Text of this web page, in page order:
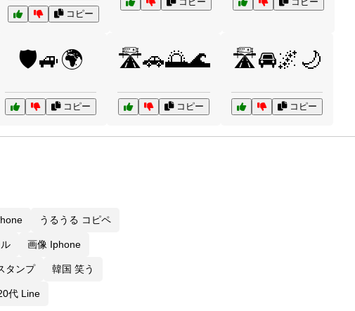
コピー
🛡️🚙🌍
コピー
🛣️🚗🌅🌊
コピー
🛣️🚘🌌🌙
コピー
うるうる コピペ
画像 Iphone
タンプ 韓国 笑う
代 Line